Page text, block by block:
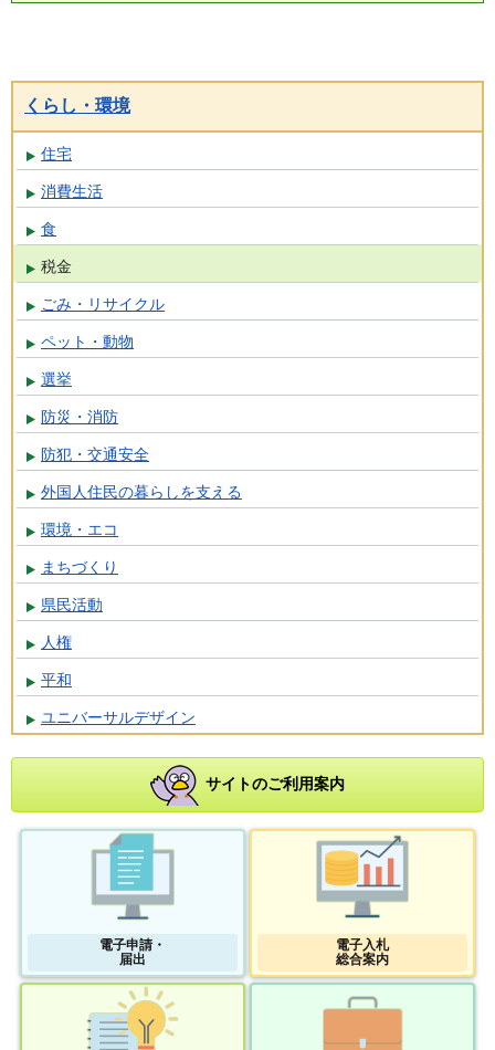
くらし・環境
住宅
消費生活
食
税金
ごみ・リサイクル
ペット・動物
選挙
防災・消防
防犯・交通安全
外国人住民の暮らしを支える
環境・エコ
まちづくり
県民活動
人権
平和
ユニバーサルデザイン
サイトのご利用案内
電子申請・
届出
電子入札
総合案内